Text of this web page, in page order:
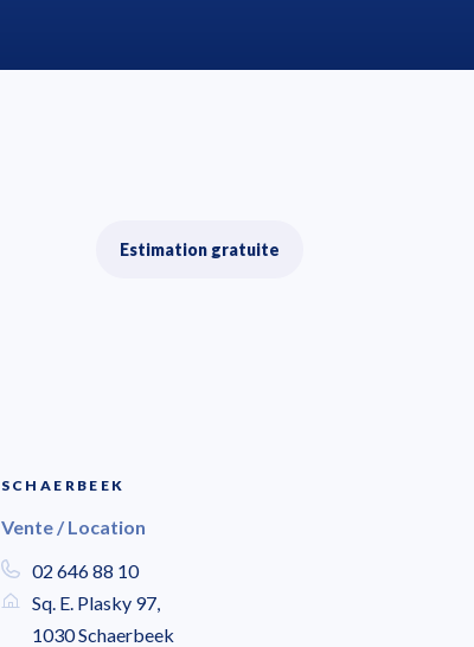
Estimation gratuite
SCHAERBEEK
Vente / Location
02 646 88 10
Sq. E. Plasky 97,
1030 Schaerbeek